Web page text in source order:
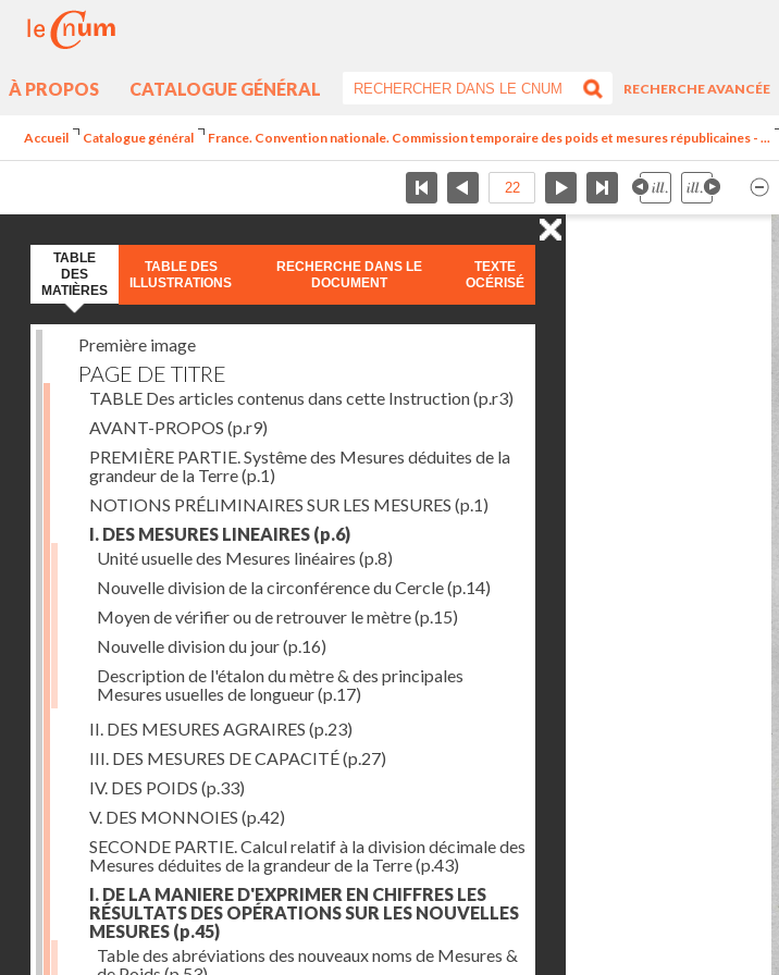
À PROPOS CATALOGUE GÉNÉRAL
RECHERCHE AVANCÉE
Accueil Catalogue général France. Convention nationale. Commission temporaire des poids et mesures républicaines - ...
TABLE
DES
MATIÈRES
TABLE DES
ILLUSTRATIONS
RECHERCHE DANS LE
DOCUMENT
TEXTE
OCÉRISÉ
Première image
PAGE DE TITRE
TABLE Des articles contenus dans cette Instruction(p.r3)
AVANT-PROPOS (p.r9)
PREMIÈRE PARTIE. Systême des Mesures déduites de la
grandeur de la Terre(p.1)
NOTIONS PRÉLIMINAIRES SUR LES MESURES (p.1)
I. DES MESURES LINEAIRES (p.6)
Unité usuelle des Mesures linéaires (p.8)
Nouvelle division de la circonférence du Cercle(p.14)
Moyen de vérifier ou de retrouver le mètre(p.15)
Nouvelle division du jour(p.16)
Description de l'étalon du mètre & des principales
Mesures usuelles de longueur(p.17)
II. DES MESURES AGRAIRES (p.23)
III. DES MESURES DE CAPACITÉ(p.27)
IV. DES POIDS (p.33)
V. DES MONNOIES (p.42)
SECONDE PARTIE. Calcul relatif à la division décimale des
Mesures déduites de la grandeur de la Terre(p.43)
I. DE LA MANIERE D'EXPRIMER EN CHIFFRES LES
RÉSULTATS DES OPÉRATIONS SUR LES NOUVELLES
MESURES (p.45)
Table des abréviations des nouveaux noms de Mesures &